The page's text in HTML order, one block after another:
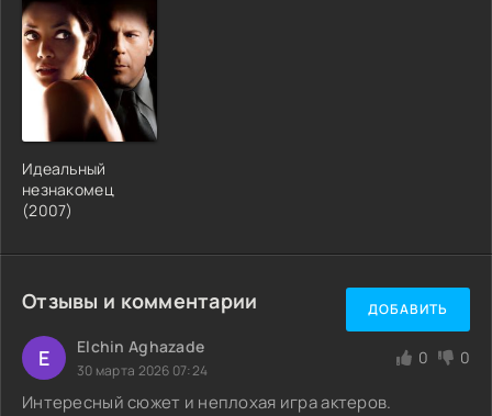
Идеальный
незнакомец
(2007)
Отзывы и комментарии ДОБАВИТЬ
E Elchin Aghazade
30 марта 2026 07:24
0 0
Интересный сюжет и неплохая игра актеров.